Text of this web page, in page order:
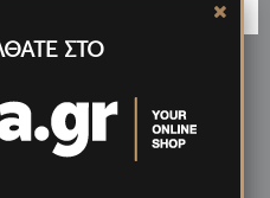
ΜΕΛΙ KING SIZE
ΣΤΟ